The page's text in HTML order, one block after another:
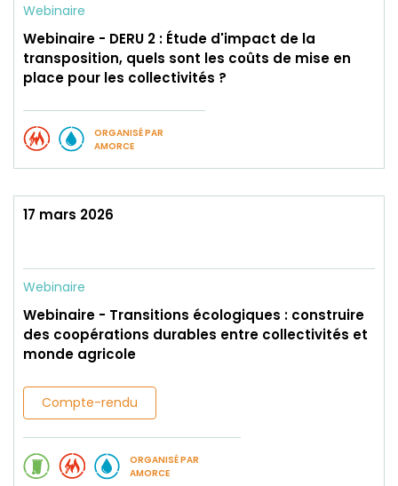
Webinaire
Webinaire - DERU 2 : Étude d'impact de la
transposition, quels sont les coûts de mise en
place pour les collectivités ?
ORGANISÉ PAR
AMORCE
17 mars 2026
Webinaire
Webinaire - Transitions écologiques : construire
des coopérations durables entre collectivités et
monde agricole
Compte-rendu
ORGANISÉ PAR
AMORCE